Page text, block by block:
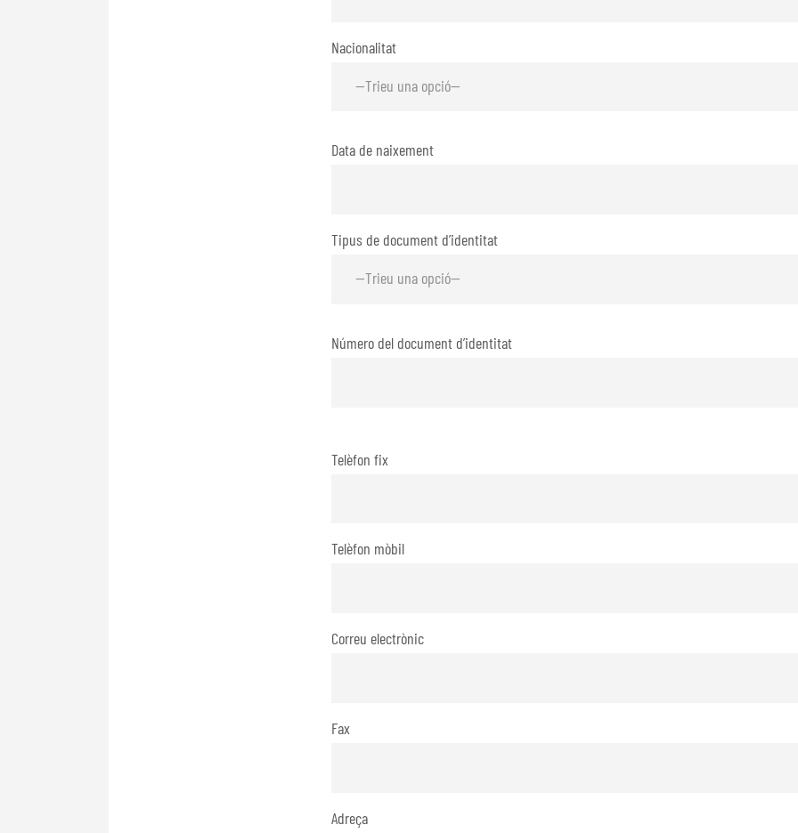
Nacionalitat
Data de naixement
Tipus de document d’identitat
Número del document d’identitat
Telèfon fix
Telèfon mòbil
Correu electrònic
Fax
Adreça